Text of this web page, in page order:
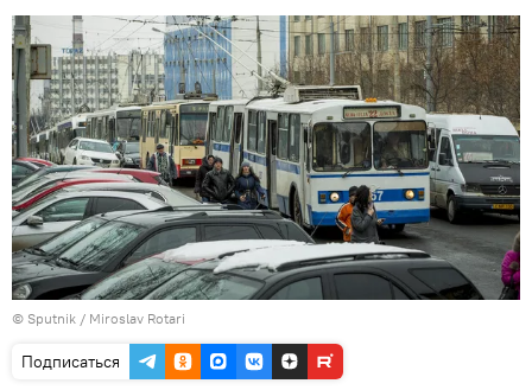
© Sputnik / Miroslav Rotari
Подписаться